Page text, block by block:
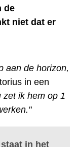
de
niet dat er
aan de horizon,
in een
zet ik hem op 1
in het